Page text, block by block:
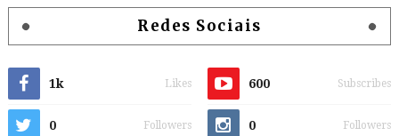
Redes Sociais
1k Likes 600 Subscribes
0 Followers 0 Followers